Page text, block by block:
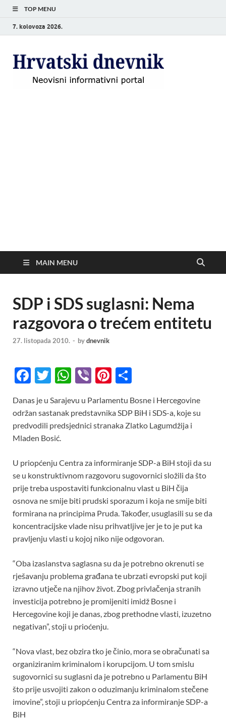
TOP MENU
7. kolovoza 2026.
MAIN MENU
SDP i SDS suglasni: Nema
razgovora o trećem entitetu
27. listopada 2010. - bydnevnik
F
e
b
o
k
T
itt
er
W
at
s
p
p
Vi
er
Pi
er
es
ar
e
Danas je u Sarajevu u Parlamentu Bosne i Hercegovine
održan sastanak predstavnika SDP BiH i SDS-a, koje su
predvodili predsjednici stranaka Zlatko Lagumdžija i
Mladen Bosić.
U priopćenju Centra za informiranje SDP-a BiH stoji da su
se u konstruktivnom razgovoru sugovornici složili da što
prije treba uspostaviti funkcionalnu vlast u BiH čija
osnova ne smije biti prudski sporazum i koja ne smije biti
formirana na principima Pruda. Također, usuglasili su se da
koncentracijske vlade nisu prihvatljive jer je to je put ka
pravljenju vlasti u kojoj niko nije odgovoran.
“Oba izaslanstva saglasna su da je potrebno okrenuti se
rješavanju problema građana te ubrzati evropski put koji
izravno utječe na njihov život. Zbog privlačenja stranih
investicija potrebno je promijeniti imidž Bosne i
Hercegovine koji je danas, zbog prethodne vlasti, izuzetno
negativan”, stoji u prioćenju.
“Nova vlast, bez obzira tko je činio, mora se obračunati sa
organiziranim kriminalom i korupcijom. U tom smislu
sugovornici su suglasni da je potrebno u Parlamentu BiH
što prije usvojiti zakon o oduzimanju kriminalom stečene
imovine”, stoji u priopćenju Centra za informiranje SDP-a
BiH